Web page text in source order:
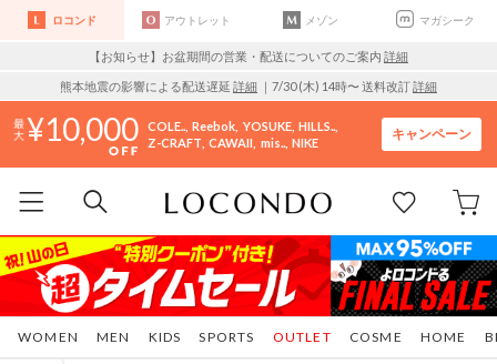
ロコンド アウトレット メゾン マガシーク
【お知らせ】お盆期間の営業・配送についてのご案内 詳細
熊本地震の影響による配送遅延 詳細 ｜7/30 (木) 14時〜 送料改訂詳細
10,000 COLE.. Reebok YOSUKE HILLS..
Z-CRAFT CAWAII mis.. NIKE
キャンペーン
WOMEN MEN KIDS SPORTS COSME HOME
OUTLET